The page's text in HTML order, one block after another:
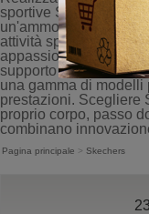
sportive Skechers
un'ammortizzazione
attività sportive che
appassionato di
supporto per una
una gamma di modelli
prestazioni. Scegliere
proprio corpo, passo
combinano
Pagina principale > Skechers